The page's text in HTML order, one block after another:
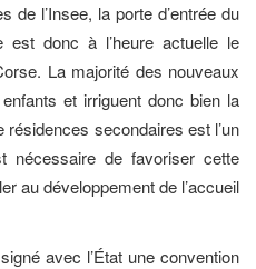
de l’Insee, la porte d’entrée du
est donc à l’heure actuelle le
La majorité des nouveaux
et irriguent donc bien la
secondaires est l’un
de favoriser cette
au développement de l’accueil
avec l’État une convention